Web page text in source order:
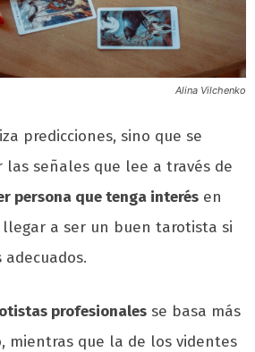
Alina Vilchenko
predicciones, sino que se
señales que lee a través de
persona que tenga interés en
a ser un buen tarotista si
profesionales se basa más
mientras que la de los videntes